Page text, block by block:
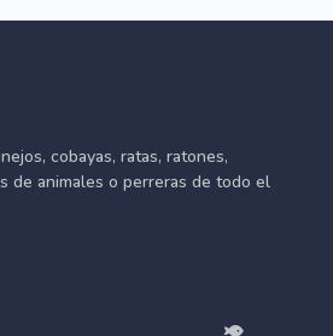
cobayas, ratas, ratones,
de animales o perreras de todo el